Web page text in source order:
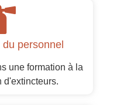
personnel
une formation à la
d'extincteurs.